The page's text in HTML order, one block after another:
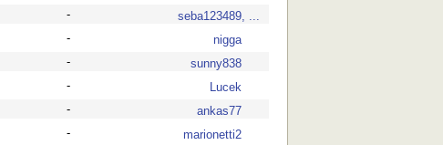
-
seba123489, ...
-
nigga
-
sunny838
-
Lucek
-
ankas77
-
marionetti2